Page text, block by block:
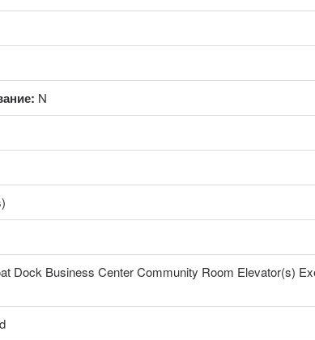
N
Dock Business Center Community Room Elevator(s)